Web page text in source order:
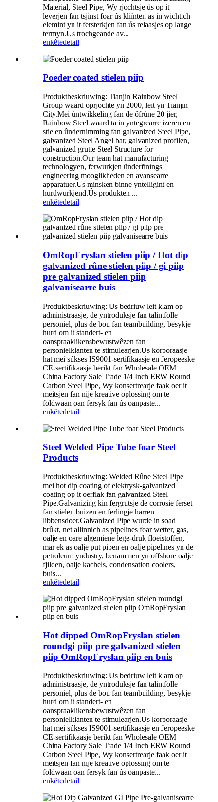
Material, Steel Pipe, Wy rjochtsje ús op it
leverjen fan tsjinst foar ús kliïnten as in wichtich
elemint yn it fersterkjen fan ús relaasjes op lange
termyn.Us trochgeande av...
enkêtedetail
Poeder coated stielen piip
Produktbeskriuwing: Tianjin Rainbow Steel
Group waard oprjochte yn 2000, leit yn Tianjin
City.Mei ûntwikkeling fan de ôfrûne 20 jier,
Rainbow Steel waard ta in yntegrearre izeren en
stielen ûndernimming fan galvanized Steel Pipe,
galvanized Steel Angel bar, galvanized profilen,
galvanized grutte Steel Structure for
construction.Our team hat manufacturing
technologyen, ferwurkjen ûnderfinings,
engineering mooglikheden en avansearre
apparatuer.Us minsken binne yntelligint en
hurdwurkjend.Ús produkten ...
enkêtedetail
OmRopFryslan stielen piip / Hot dip
galvanized rûne stielen piip / gi piip
pre galvanized stielen piip
galvanisearre buis
Produktbeskriuwing: Us bedriuw leit klam op
administraasje, de yntroduksje fan talintfolle
personiel, plus de bou fan teambuilding, besykje
hurd om it standert- en
oanspraaklikensbewustwêzen fan
personielklanten te stimulearjen.Us korporaasje
hat mei súkses IS9001-sertifikaasje en Jeropeeske
CE-sertifikaasje berikt fan Wholesale OEM
China Factory Sale Trade 1/4 Inch ERW Round
Carbon Steel Pipe, Wy konsertrearje faak oer it
meitsjen fan nije kreative oplossing om te
foldwaan oan fersyk fan ús oanpaste...
enkêtedetail
Steel Welded Pipe Tube foar Steel
Products
Produktbeskriuwing: Welded Rûne Steel Pipe
mei hot dip coating of elektrysk-galvanized
coating op it oerflak fan galvanized Steel
Pipe.Galvanizing kin fergrutsje de corrosie ferset
fan stielen buizen en ferlingje harren
libbensdoer.Galvanized Pipe wurde in soad
brûkt, net allinnich as pipelines foar wetter, gas,
oalje en oare algemiene lege-druk floeistoffen,
mar ek as oalje put pipen en oalje pipelines yn de
petroleum yndustry, benammen yn offshore oalje
fjilden, oalje kachels, condensation coolers,
buis...
enkêtedetail
Hot dipped OmRopFryslan stielen
roundgi piip pre galvanized stielen
piip OmRopFryslan piip en buis
Produktbeskriuwing: Us bedriuw leit klam op
administraasje, de yntroduksje fan talintfolle
personiel, plus de bou fan teambuilding, besykje
hurd om it standert- en
oanspraaklikensbewustwêzen fan
personielklanten te stimulearjen.Us korporaasje
hat mei súkses IS9001-sertifikaasje en Jeropeeske
CE-sertifikaasje berikt fan Wholesale OEM
China Factory Sale Trade 1/4 Inch ERW Round
Carbon Steel Pipe, Wy konsertrearje faak oer it
meitsjen fan nije kreative oplossing om te
foldwaan oan fersyk fan ús oanpaste...
enkêtedetail